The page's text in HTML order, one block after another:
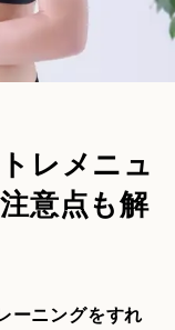
レメニュ
意点も解
ーニングをすれ